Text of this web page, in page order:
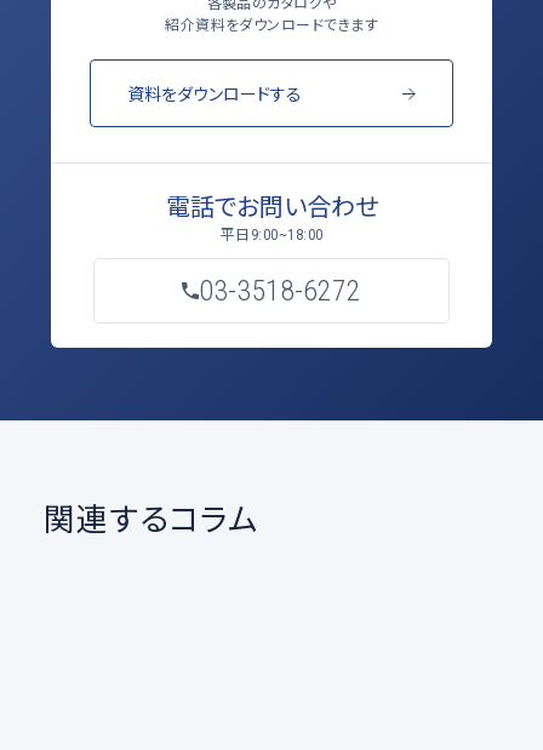
紹介資料をダウンロードできます
資料をダウンロードする
電話でお問い合わせ
平日 9:00~18:00
03-3518-6272
関連するコラム